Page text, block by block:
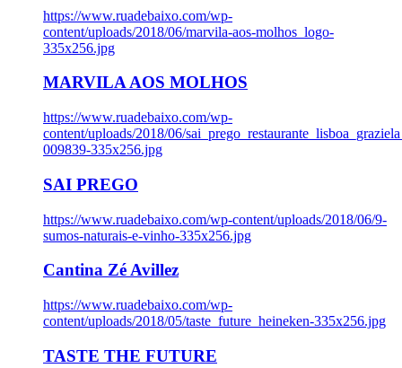
https://www.ruadebaixo.com/wp-
content/uploads/2018/06/marvila-aos-molhos_logo-
335x256.jpg
MARVILA AOS MOLHOS
https://www.ruadebaixo.com/wp-
content/uploads/2018/06/
009839-335x256.jpg
SAI PREGO
https://www.ruadebaixo.com/wp-content/uploads/2018/06/9-
sumos-naturais-e-vinho-335x256.jpg
Cantina Zé Avillez
https://www.ruadebaixo.com/wp-
content/uploads/2018/05/taste_future_heineken-335x256.jpg
TASTE THE FUTURE